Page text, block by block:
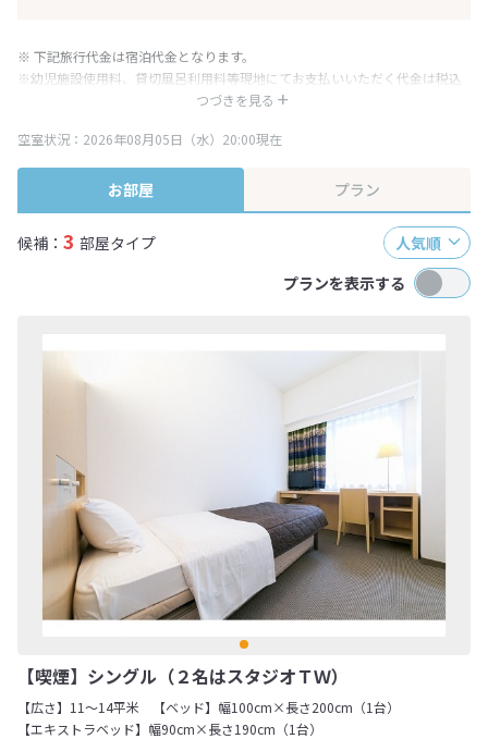
つづきを見る
※ 下記旅行代金は宿泊代金となります。
※幼児施設使用料、貸切風呂利用料等現地にてお支払いいただく代金は税込
み表記となりますが、消費税増税に伴い代金が一部変更となる場合がござい
※表示されている旅行代金・プラン内容は一定時間ごとに更新されます。最
終確認画面でご確認ください。
空室状況：2026年08月05日（水）20:00現在
お部屋 プラン
候補： 3 部屋タイプ
人気順
プランを表示する
【喫煙】シングル（２名はスタジオＴＷ）
【広さ】11～14平米
【ベッド】幅100cm×長さ200cm（1台）
【エキストラベッド】幅90cm×長さ190cm（1台）